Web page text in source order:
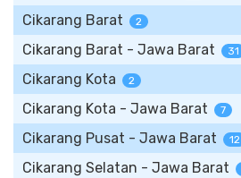
Cikarang Barat 2
Cikarang Barat - Jawa Barat 31
Cikarang Kota 2
Cikarang Kota - Jawa Barat 7
Cikarang Pusat - Jawa Barat 12
Cikarang Selatan - Jawa Barat